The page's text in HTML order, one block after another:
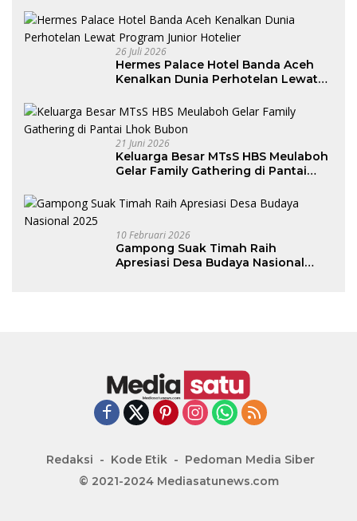
26 Juli 2026
Hermes Palace Hotel Banda Aceh
Kenalkan Dunia Perhotelan Lewat
21 Juni 2026
Keluarga Besar MTsS HBS Meulaboh
Gelar Family Gathering di Pantai
10 Februari 2026
Gampong Suak Timah Raih
Apresiasi Desa Budaya Nasional
Redaksi Kode Etik
Pedoman Media Siber
© 2021-2024 Mediasatunews.com